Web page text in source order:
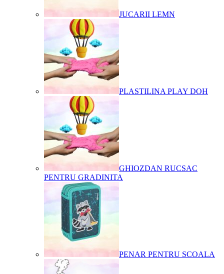
JUCARII LEMN
PLASTILINA PLAY DOH
GHIOZDAN RUCSAC
PENTRU GRADINITA
PENAR PENTRU SCOALA